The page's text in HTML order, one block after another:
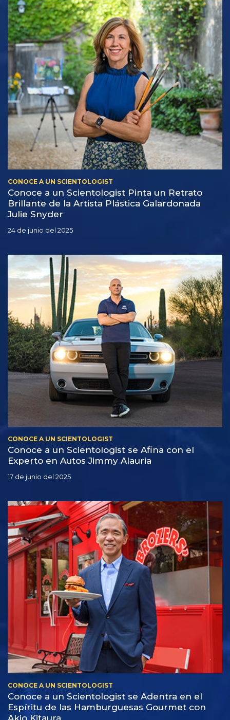
CONOCE A UN SCIENTOLOGIST
Conoce a un Scientologist Pinta un Retrato
Brillante de la Artista Plástica Galardonada
Julie Snyder
24 de junio del 2025
CONOCE A UN SCIENTOLOGIST
Conoce a un Scientologist se Afina con el
Experto en Autos Jimmy Alauria
17 de junio del 2025
CONOCE A UN SCIENTOLOGIST
Conoce a un Scientologist se Adentra en el
Espíritu de las Hamburguesas Gourmet con